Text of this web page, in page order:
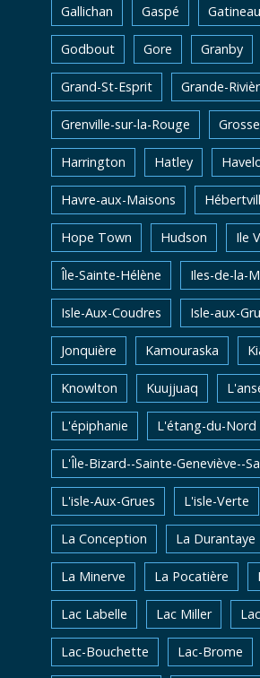
Gallichan Gaspé Gatineau
Godbout Gore Granby
Grand-St-Esprit Grande-
Grenville-sur-la-Rouge
Harrington Hatley
Havre-aux-Maisons
Hope Town Hudson Ile
Île-Sainte-Hélène Iles-de-la-
Isle-Aux-Coudres Isle-aux-
Jonquière Kamouraska
Knowlton Kuujjuaq
L'épiphanie L'étang-du-Nord
L'Île-Bizard--Sainte-Geneviève--
L'isle-Aux-Grues L'isle-Verte
La Conception La Durantaye
La Minerve La Pocatière
Lac Labelle Lac Miller
Lac-Bouchette Lac-Brome